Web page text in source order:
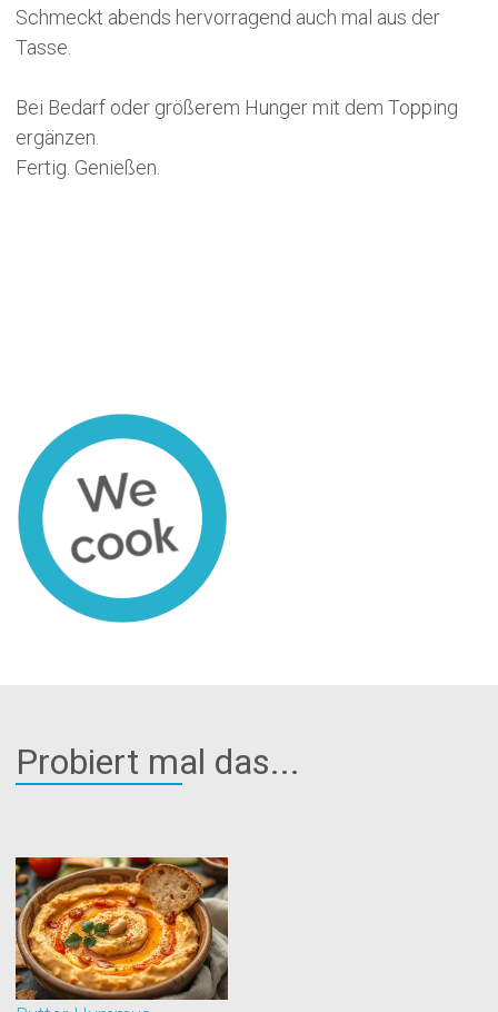
Schmeckt abends hervorragend auch mal aus der
Tasse.
Bei Bedarf oder größerem Hunger mit dem Topping
ergänzen.
Fertig. Genießen.
Probiert mal das...